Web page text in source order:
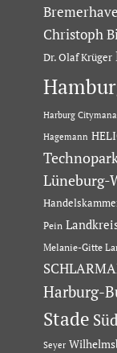
Christoph
Dr. Olaf Krüger
Harburg
Hagemann
Lüneburg-
Pein
Melanie-Gitte
Harburg-
Stade
Seyer